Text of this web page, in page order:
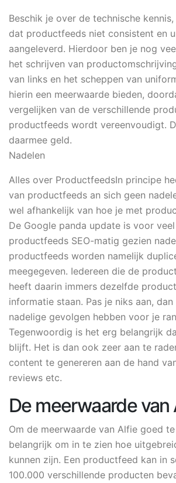
Beschik je over de technische
dat productfeeds niet consistent en
aangeleverd. Hierdoor ben je nog
het schrijven van
van links en het scheppen van
hierin een meerwaarde bieden,
vergelijken van de verschillende
productfeeds wordt vereenvoudigt.
daarmee geld.
Nadelen
Alles over ProductfeedsIn principe
van productfeeds an sich geen
wel afhankelijk van hoe je met
De Google panda update is voor
productfeeds SEO-matig gezien
productfeeds worden namelijk
meegegeven. Iedereen die de
heeft daarin immers dezelfde
informatie staan. Pas je niks aan,
nadelige gevolgen hebben voor je
Tegenwoordig is het erg belangrijk
blijft. Het is dan ook zeer aan te
content te genereren aan de hand
reviews etc.
De meerwaarde van
Om de meerwaarde van Alfie goed
belangrijk om in te zien hoe
kunnen zijn. Een productfeed kan in
100.000 verschillende producten